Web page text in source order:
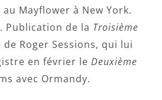
au Mayflower à New York.
Publication de la Troisième
de Roger Sessions, qui lui
en février le Deuxième
avec Ormandy.